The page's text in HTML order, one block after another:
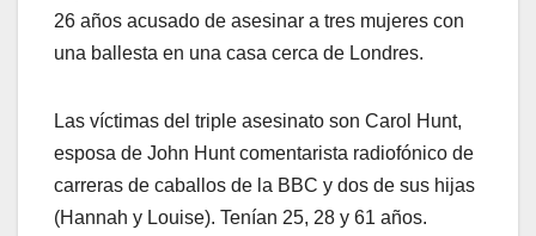
26 años acusado de asesinar a tres mujeres con
una ballesta en una casa cerca de Londres.
Las víctimas del triple asesinato son Carol Hunt,
esposa de John Hunt comentarista radiofónico de
carreras de caballos de la BBC y dos de sus hijas
(Hannah y Louise). Tenían 25, 28 y 61 años.